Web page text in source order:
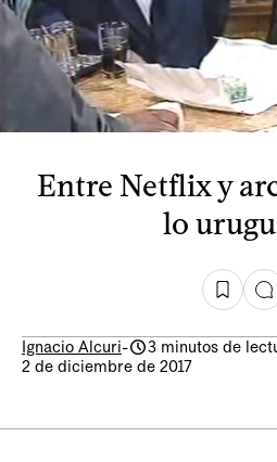
Entre Netflix y
lo
Ignacio Alcuri-
3 minutos de
2 de diciembre de 2017